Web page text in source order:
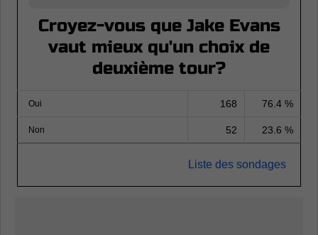
Croyez-vous que Jake Evans
vaut mieux qu'un choix de
deuxième tour?
Oui 168 76.4 %
Non 52 23.6 %
Liste des sondages